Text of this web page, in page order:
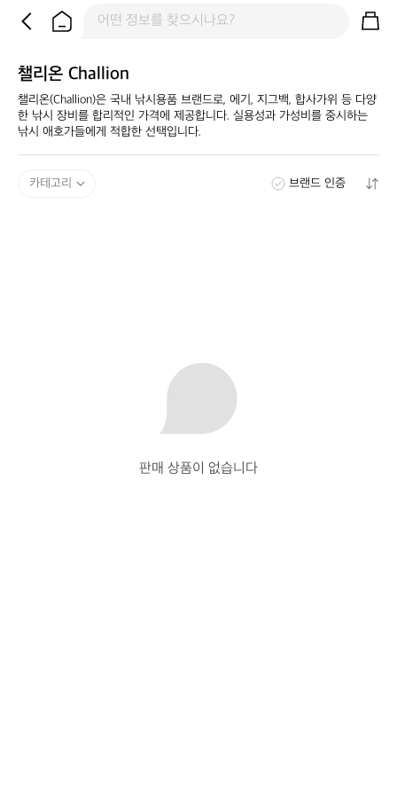
챌리온 Challion
챌리온(Challion)은 국내 낚시용품 브랜드로, 에기, 지그백, 합사가위 등 다양
한 낚시 장비를 합리적인 가격에 제공합니다. 실용성과 가성비를 중시하는
낚시 애호가들에게 적합한 선택입니다.
카테고리 브랜드 인증
판매 상품이 없습니다